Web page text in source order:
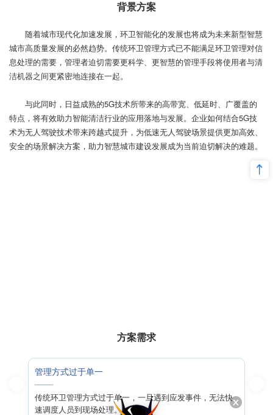
背景方案
随着城市现代化加速发展，环卫智能化的发展也将成为未来新型智慧
城市高质量发展的必然趋势。传统环卫管理方式已不能满足环卫管理对信
息处理的需要，管理者迫切需要更科学、更智慧的管理手段将使用者与清
洁机器之间更紧密地连接在一起。
与此同时，日益成熟的5G技术所带来的高带宽、低延时、广覆盖的
特点，将有效助力智能清洁行业的应用落地与发展。企业如何结合5G技
术为无人驾驶技术带来跨越式提升，为低速无人驾驶场景提供更加高效、
安全的场景解决方案，助力智慧城市建设发展成为当前迫切解决的难题。
方案需求
管理方式过于单一
传统环卫管理方式过于单一，一旦遇到应发事件，无法快
速调度人员到现场处理。